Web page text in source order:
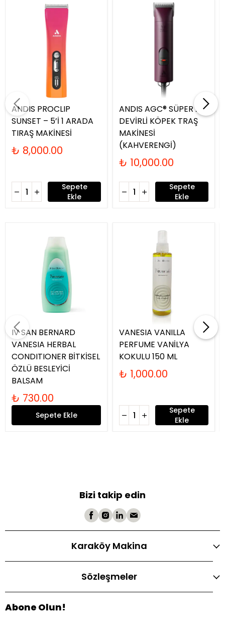
ANDIS PROCLIP
SUNSET – 5’İ 1 ARADA
TIRAŞ MAKİNESİ
₺ 8,000.00
Sepete
Ekle
ANDIS AGC® SÜPER 2-
DEVİRLİ KÖPEK TRAŞ
MAKİNESİ
(KAHVERENGİ)
₺ 10,000.00
Sepete
Ekle
IV SAN BERNARD
VANESIA HERBAL
CONDITIONER BİTKİSEL
ÖZLÜ BESLEYİCİ
BALSAM
₺ 730.00
Sepete Ekle
VANESIA VANILLA
PERFUME VANİLYA
KOKULU 150 ML
₺ 1,000.00
Sepete
Ekle
Bizi takip edin
Karaköy Makina
Sözleşmeler
Abone Olun!